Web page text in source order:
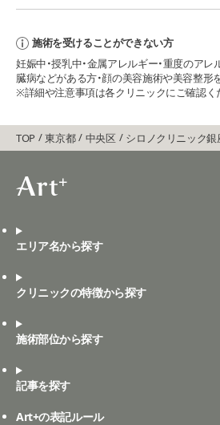
施術を受けることができない方
妊娠中・授乳中・金属アレルギー・重度のア
臓病などがある方・顔の美容施術や美容整形
※詳細や注意事項は各クリニックにご確認く
TOP 東京都 中央区 シロノクリニック銀
エリア名から探す
クリニックの特徴から探す
施術部位から探す
記事を探す
Art+の表記ルール